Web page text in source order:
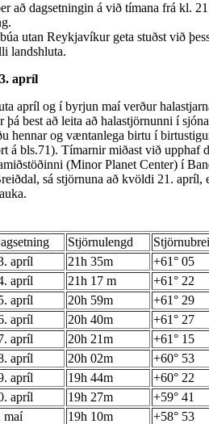
að dagsetningin á við tímana frá kl.
utan Reykjavíkur geta stuðst við
landshluta.
apríl
apríl og í byrjun maí verður
þá best að leita að halastjörnunni í
hennar og væntanlega birtu í
á bls.71). Tímarnir miðast við upphaf
(Minor Planet Center) í
sá stjörnuna að kvöldi 21.
Stjörnulengd
apríl
21h 35m +61° 05
apríl
21h 17 m +61° 22
apríl
20h 59m +61° 29
apríl
20h 40m +61° 27
apríl
20h 21m +61° 15
apríl
20h 02m +60° 53
apríl
19h 44m +60° 22
apríl
19h 27m +59° 41
maí
19h 10m +58° 53